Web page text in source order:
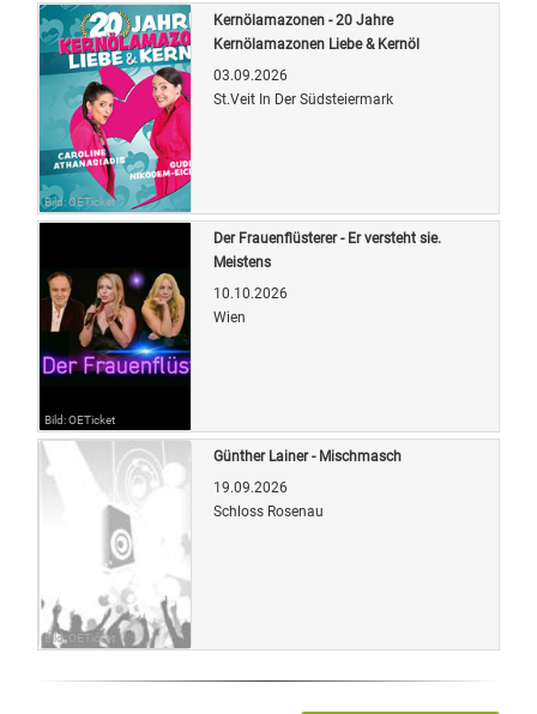
Bild: OETicket
Kernölamazonen - 20 Jahre
Kernölamazonen Liebe & Kernöl
03.09.2026
St.Veit In Der Südsteiermark
Bild: OETicket
Der Frauenflüsterer - Er versteht sie.
Meistens
10.10.2026
Wien
Bild: OETicket
Günther Lainer - Mischmasch
19.09.2026
Schloss Rosenau